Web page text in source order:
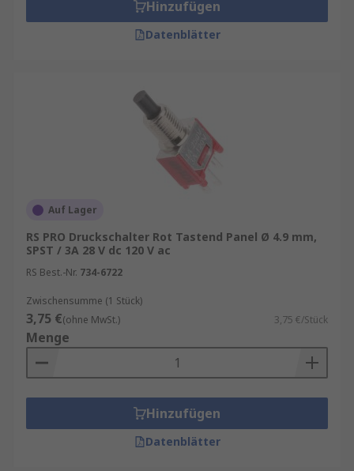
Hinzufügen
Datenblätter
Auf Lager
RS PRO Druckschalter Rot Tastend Panel Ø 4.9 mm,
SPST / 3A 28 V dc 120 V ac
RS Best.-Nr. 734-6722
Zwischensumme (1 Stück)
3,75 €(ohne MwSt.) 3,75 €/Stück
Menge
Hinzufügen
Datenblätter